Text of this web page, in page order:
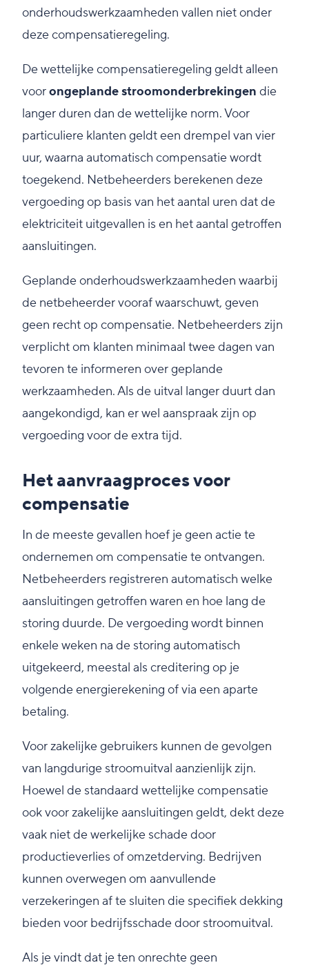
onderhoudswerkzaamheden vallen niet onder
deze compensatieregeling.
De wettelijke compensatieregeling geldt alleen
voorongeplande stroomonderbrekingen die
langer duren dan de wettelijke norm. Voor
particuliere klanten geldt een drempel van vier
uur, waarna automatisch compensatie wordt
toegekend. Netbeheerders berekenen deze
vergoeding op basis van het aantal uren dat de
elektriciteit uitgevallen is en het aantal getroffen
aansluitingen.
Geplande onderhoudswerkzaamheden waarbij
de netbeheerder vooraf waarschuwt, geven
geen recht op compensatie. Netbeheerders zijn
verplicht om klanten minimaal twee dagen van
tevoren te informeren over geplande
werkzaamheden. Als de uitval langer duurt dan
aangekondigd, kan er wel aanspraak zijn op
vergoeding voor de extra tijd.
Het aanvraagproces voor
compensatie
In de meeste gevallen hoef je geen actie te
ondernemen om compensatie te ontvangen.
Netbeheerders registreren automatisch welke
aansluitingen getroffen waren en hoe lang de
storing duurde. De vergoeding wordt binnen
enkele weken na de storing automatisch
uitgekeerd, meestal als creditering op je
volgende energierekening of via een aparte
betaling.
Voor zakelijke gebruikers kunnen de gevolgen
van langdurige stroomuitval aanzienlijk zijn.
Hoewel de standaard wettelijke compensatie
ook voor zakelijke aansluitingen geldt, dekt deze
vaak niet de werkelijke schade door
productieverlies of omzetderving. Bedrijven
kunnen overwegen om aanvullende
verzekeringen af te sluiten die specifiek dekking
bieden voor bedrijfsschade door stroomuitval.
Als je vindt dat je ten onrechte geen